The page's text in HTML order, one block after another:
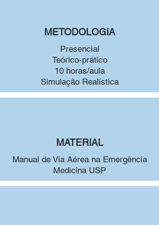
METODOLOGIA
Presencial
Teórico-prático
10 horas/aula
Simulação Realística
MATERIAL
Manual de Via Aérea na Emergência
Medicina USP